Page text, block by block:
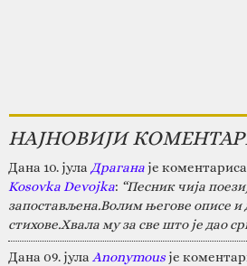
НАЈНОВИЈИ
Дана 10. јула Драганаје
Kosovka Devojka: “Песник чија
запостављена.Волим његове описе
стихове.Хвала му за све што је дао
Дана 09. јула Anonymousје